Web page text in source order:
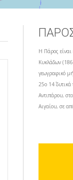
Η Πάρος
Κυκλάδων
γεωγραφικό
25ο 14΄
Αντιπάρου,
Αιγαίου, σε